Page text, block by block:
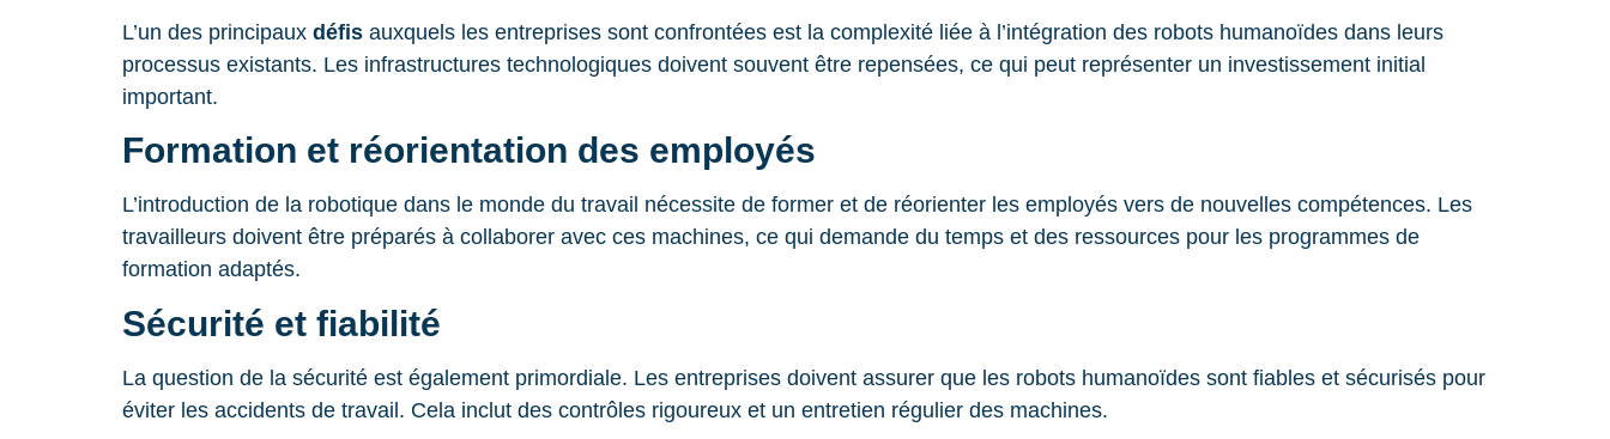
L’un des principaux défis auxquels les entreprises sont confrontées est la complexité liée à l’intégration des robots humanoïdes dans leurs
processus existants. Les infrastructures technologiques doivent souvent être repensées, ce qui peut représenter un investissement initial
important.
Formation et réorientation des employés
L’introduction de la robotique dans le monde du travail nécessite de former et de réorienter les employés vers de nouvelles compétences. Les
travailleurs doivent être préparés à collaborer avec ces machines, ce qui demande du temps et des ressources pour les programmes de
formation adaptés.
Sécurité et fiabilité
La question de la sécurité est également primordiale. Les entreprises doivent assurer que les robots humanoïdes sont fiables et sécurisés pour
éviter les accidents de travail. Cela inclut des contrôles rigoureux et un entretien régulier des machines.